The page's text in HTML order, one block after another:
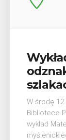
V
W ostatni
Myślimira.
Muzeum
się na ...